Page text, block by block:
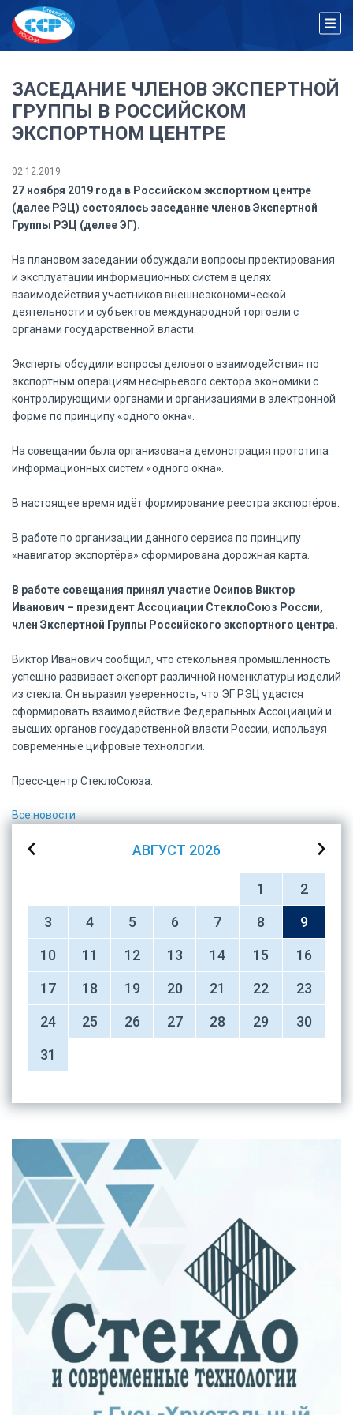
ЗАСЕДАНИЕ ЧЛЕНОВ ЭКСПЕРТНОЙ
ГРУППЫ В РОССИЙСКОМ
ЭКСПОРТНОМ ЦЕНТРЕ
02.12.2019
27 ноября 2019 года в Российском экспортном центре
(далее РЭЦ) состоялось заседание членов Экспертной
Группы РЭЦ (делее ЭГ).
На плановом заседании обсуждали вопросы проектирования
и эксплуатации информационных систем в целях
взаимодействия участников внешнеэкономической
деятельности и субъектов международной торговли с
органами государственной власти.
Эксперты обсудили вопросы делового взаимодействия по
экспортным операциям несырьевого сектора экономики с
контролирующими органами и организациями в электронной
форме по принципу «одного окна».
На совещании была организована демонстрация прототипа
информационных систем «одного окна».
В настоящее время идёт формирование реестра экспортёров.
В работе по организации данного сервиса по принципу
«навигатор экспортёра» сформирована дорожная карта.
В работе совещания принял участие Осипов Виктор
Иванович – президент Ассоциации СтеклоСоюз России,
член Экспертной Группы Российского экспортного центра.
Виктор Иванович сообщил, что стекольная промышленность
успешно развивает экспорт различной номенклатуры изделий
из стекла. Он выразил уверенность, что ЭГ РЭЦ удастся
сформировать взаимодействие Федеральных Ассоциаций и
высших органов государственной власти России, используя
современные цифровые технологии.
Пресс-центр СтеклоСоюза.
Все новости
АВГУСТ 2026
1
2
3
4 5 6 7 8
9
10
11 12 13 14 15
16
17
18 19 20 21 22
23
24
25 26 27 28 29
30
31